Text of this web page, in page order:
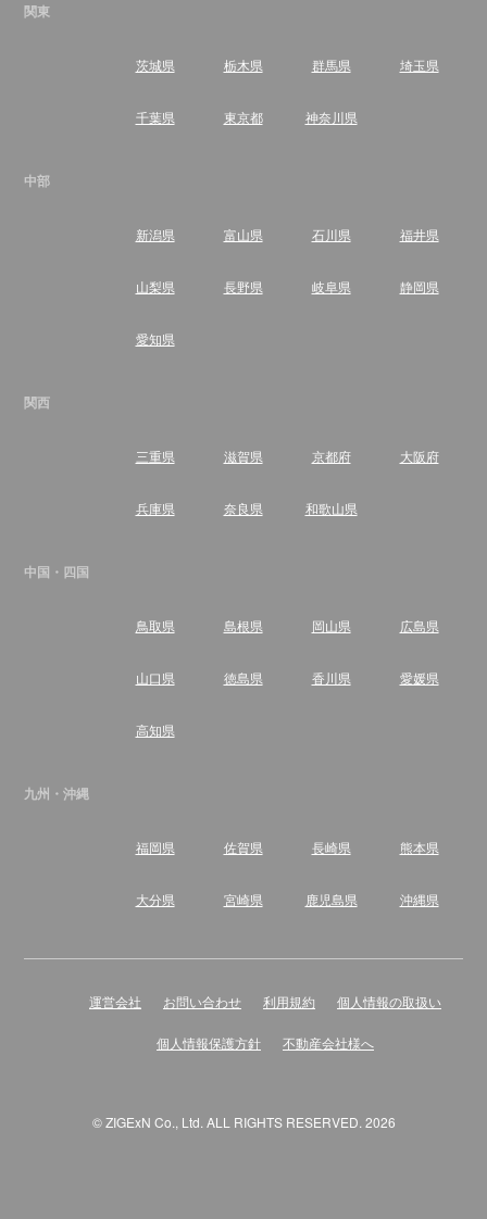
関東
茨城県 栃木県 群馬県 埼玉県
千葉県 東京都 神奈川県
中部
新潟県 富山県 石川県 福井県
山梨県 長野県 岐阜県 静岡県
愛知県
関西
三重県 滋賀県 京都府 大阪府
兵庫県 奈良県 和歌山県
中国・四国
鳥取県 島根県 岡山県 広島県
山口県 徳島県 香川県 愛媛県
高知県
九州・沖縄
福岡県 佐賀県 長崎県 熊本県
大分県 宮崎県 鹿児島県 沖縄県
運営会社 お問い合わせ 利用規約 個人情報の取扱い
個人情報保護方針 不動産会社様へ
© ZIGExN Co., Ltd. ALL RIGHTS RESERVED. 2026